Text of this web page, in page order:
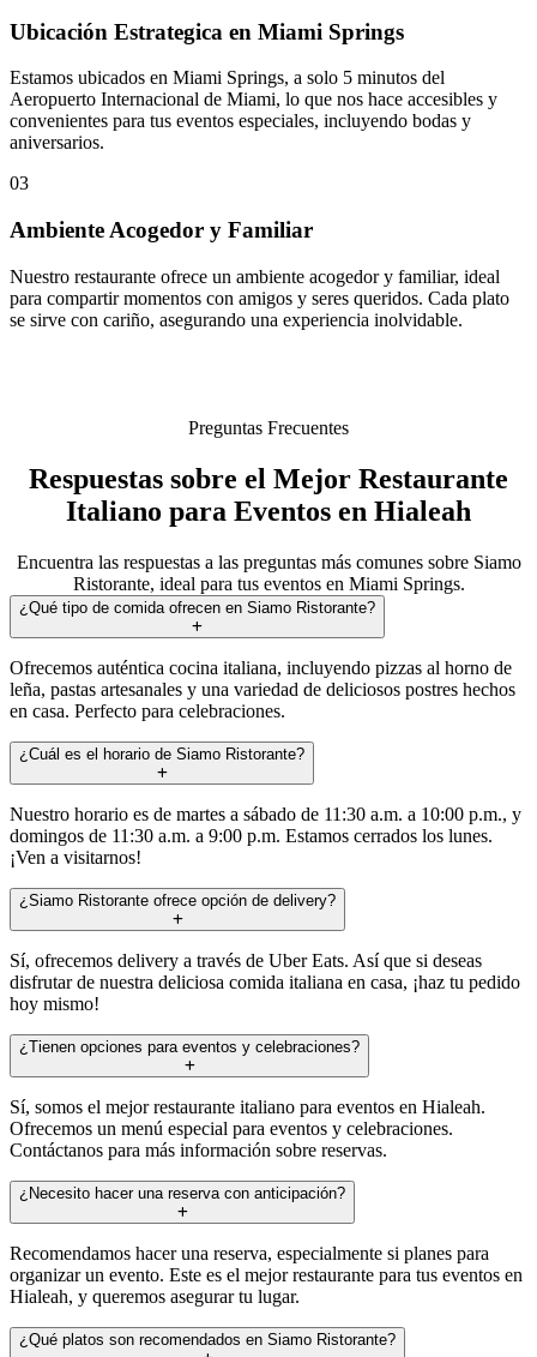
Ubicación Estrategica en Miami Springs
Estamos ubicados en Miami Springs, a solo 5 minutos del
Aeropuerto Internacional de Miami, lo que nos hace accesibles y
convenientes para tus eventos especiales, incluyendo bodas y
aniversarios.
03
Ambiente Acogedor y Familiar
Nuestro restaurante ofrece un ambiente acogedor y familiar, ideal
para compartir momentos con amigos y seres queridos. Cada plato
se sirve con cariño, asegurando una experiencia inolvidable.
Preguntas Frecuentes
Respuestas sobre el Mejor Restaurante
Italiano para Eventos en Hialeah
Encuentra las respuestas a las preguntas más comunes sobre Siamo
Ristorante, ideal para tus eventos en Miami Springs.
¿Qué tipo de comida ofrecen en Siamo Ristorante?
Ofrecemos auténtica cocina italiana, incluyendo pizzas al horno de
leña, pastas artesanales y una variedad de deliciosos postres hechos
en casa. Perfecto para celebraciones.
¿Cuál es el horario de Siamo Ristorante?
Nuestro horario es de martes a sábado de 11:30 a.m. a 10:00 p.m., y
domingos de 11:30 a.m. a 9:00 p.m. Estamos cerrados los lunes.
¡Ven a visitarnos!
¿Siamo Ristorante ofrece opción de delivery?
Sí, ofrecemos delivery a través de Uber Eats. Así que si deseas
disfrutar de nuestra deliciosa comida italiana en casa, ¡haz tu pedido
hoy mismo!
¿Tienen opciones para eventos y celebraciones?
Sí, somos el mejor restaurante italiano para eventos en Hialeah.
Ofrecemos un menú especial para eventos y celebraciones.
Contáctanos para más información sobre reservas.
¿Necesito hacer una reserva con anticipación?
Recomendamos hacer una reserva, especialmente si planes para
organizar un evento. Este es el mejor restaurante para tus eventos en
Hialeah, y queremos asegurar tu lugar.
¿Qué platos son recomendados en Siamo Ristorante?